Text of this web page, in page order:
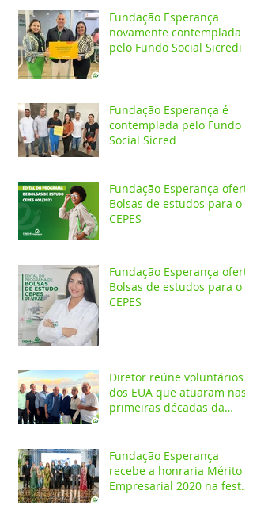
Fundação Esperança
novamente contemplada
pelo Fundo Social Sicredi
Fundação Esperança é
contemplada pelo Fundo
Social Sicred
Fundação Esperança oferta
Bolsas de estudos para o
CEPES
Fundação Esperança oferta
Bolsas de estudos para o
CEPES
Diretor reúne voluntários
dos EUA que atuaram nas
primeiras décadas da
Fundação Esperança
recebe a honraria Mérito
Empresarial 2020 na festa